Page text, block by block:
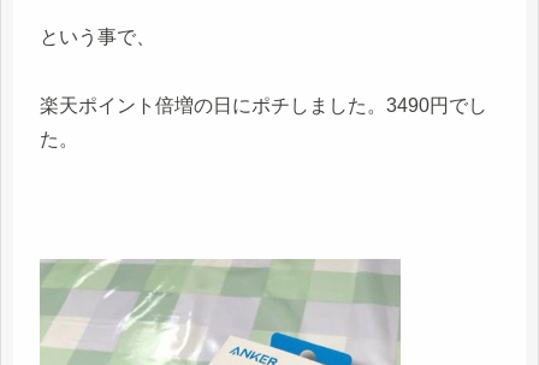
という事で、
楽天ポイント倍増の日にポチしました。3490円でし
た。